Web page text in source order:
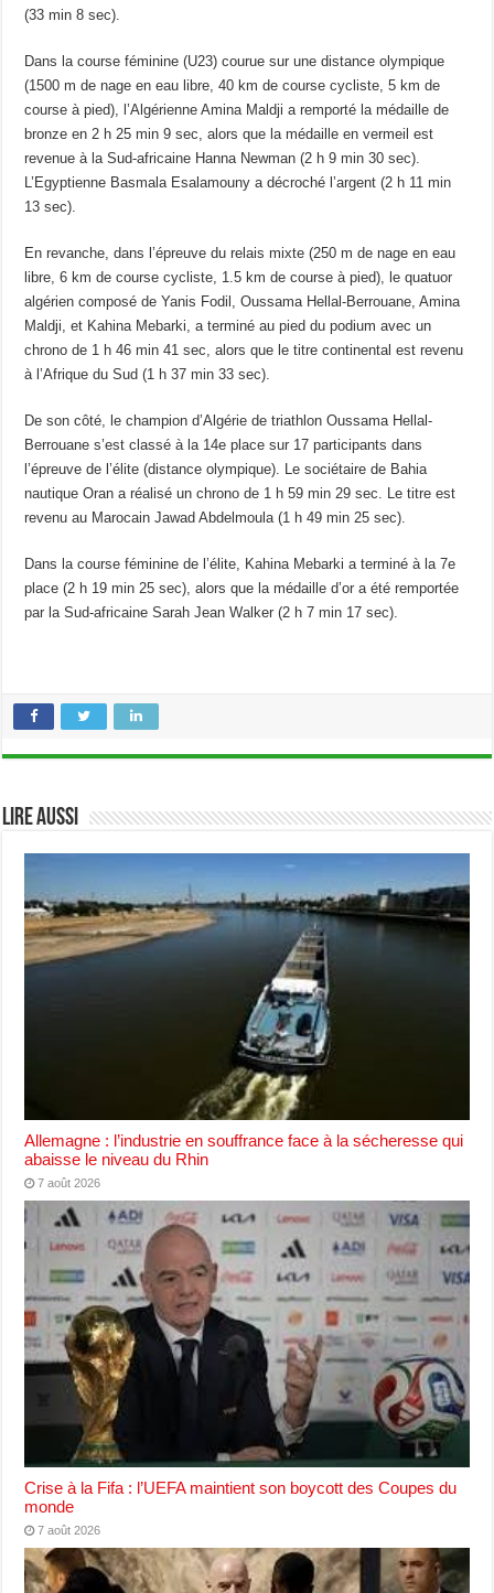
(33 min 8 sec).
Dans la course féminine (U23) courue sur une distance olympique
(1500 m de nage en eau libre, 40 km de course cycliste, 5 km de
course à pied), l’Algérienne Amina Maldji a remporté la médaille de
bronze en 2 h 25 min 9 sec, alors que la médaille en vermeil est
revenue à la Sud-africaine Hanna Newman (2 h 9 min 30 sec).
L’Egyptienne Basmala Esalamouny a décroché l’argent (2 h 11 min
13 sec).
En revanche, dans l’épreuve du relais mixte (250 m de nage en eau
libre, 6 km de course cycliste, 1.5 km de course à pied), le quatuor
algérien composé de Yanis Fodil, Oussama Hellal-Berrouane, Amina
Maldji, et Kahina Mebarki, a terminé au pied du podium avec un
chrono de 1 h 46 min 41 sec, alors que le titre continental est revenu
à l’Afrique du Sud (1 h 37 min 33 sec).
De son côté, le champion d’Algérie de triathlon Oussama Hellal-
Berrouane s’est classé à la 14e place sur 17 participants dans
l’épreuve de l’élite (distance olympique). Le sociétaire de Bahia
nautique Oran a réalisé un chrono de 1 h 59 min 29 sec. Le titre est
revenu au Marocain Jawad Abdelmoula (1 h 49 min 25 sec).
Dans la course féminine de l’élite, Kahina Mebarki a terminé à la 7e
place (2 h 19 min 25 sec), alors que la médaille d’or a été remportée
par la Sud-africaine Sarah Jean Walker (2 h 7 min 17 sec).
Lire aussi
Allemagne : l’industrie en souffrance face à la sécheresse qui
abaisse le niveau du Rhin
7 août 2026
Crise à la Fifa : l’UEFA maintient son boycott des Coupes du
monde
7 août 2026